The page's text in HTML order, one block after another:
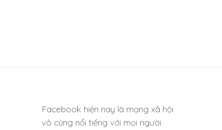
Facebook hiện nay là mạng xã hội
vô cùng nổi tiếng với mọi người.